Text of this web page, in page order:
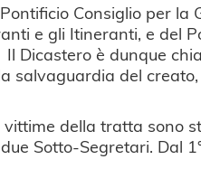
Consiglio per la
e gli Itineranti, e del
Dicastero è dunque
salvaguardia del
della tratta sono
Sotto-Segretari. Dal